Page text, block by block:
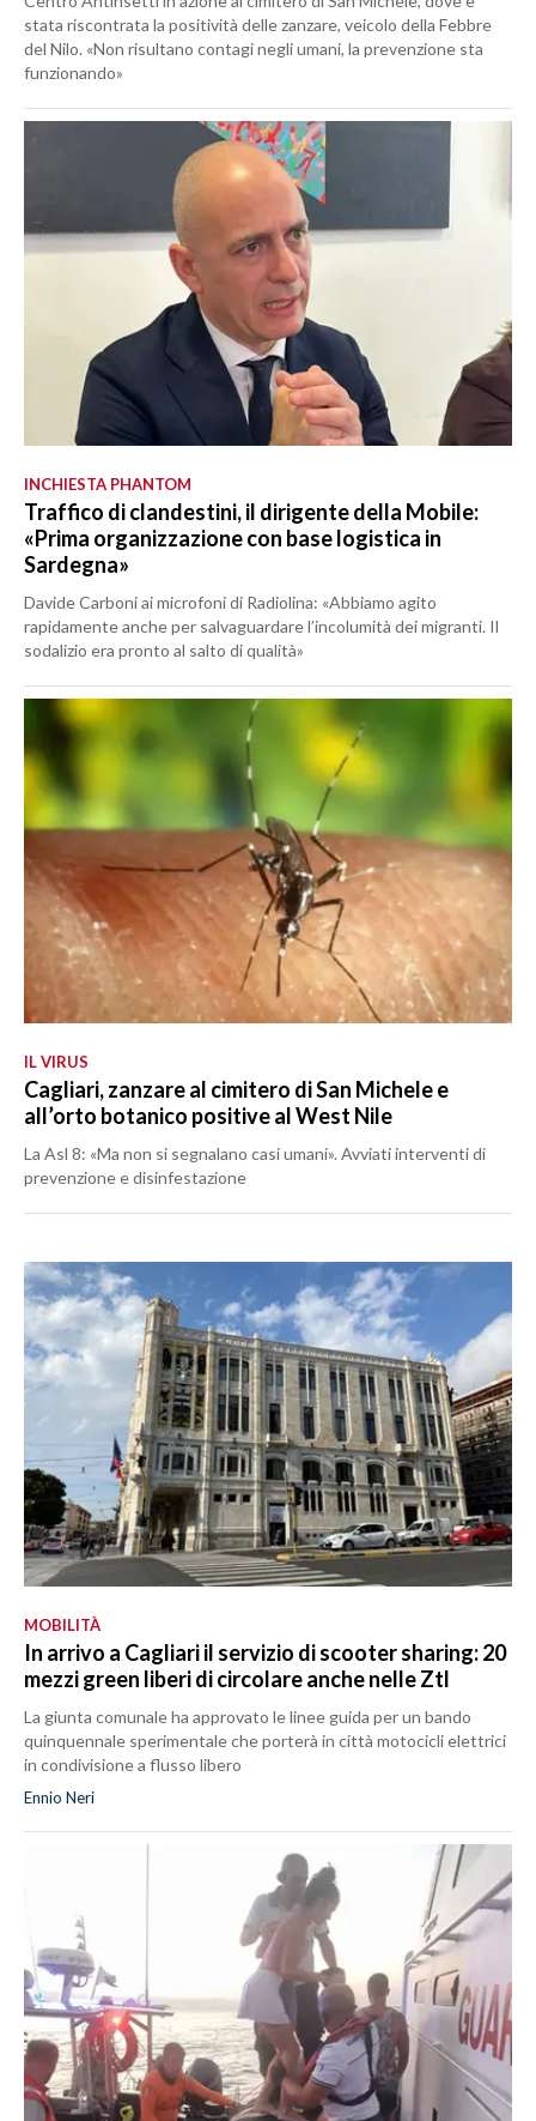
stata riscontrata la positività delle zanzare, veicolo della Febbre
del Nilo. «Non risultano contagi negli umani, la prevenzione sta
funzionando»
INCHIESTA PHANTOM
Traffico di clandestini, il dirigente della Mobile:
«Prima organizzazione con base logistica in
Sardegna»
Davide Carboni ai microfoni di Radiolina: «Abbiamo agito
rapidamente anche per salvaguardare l’incolumità dei migranti. Il
sodalizio era pronto al salto di qualità»
IL VIRUS
Cagliari, zanzare al cimitero di San Michele e
all’orto botanico positive al West Nile
La Asl 8: «Ma non si segnalano casi umani». Avviati interventi di
prevenzione e disinfestazione
MOBILITÀ
In arrivo a Cagliari il servizio di scooter sharing: 20
mezzi green liberi di circolare anche nelle Ztl
La giunta comunale ha approvato le linee guida per un bando
quinquennale sperimentale che porterà in città motocicli elettrici
in condivisione a flusso libero
Ennio Neri